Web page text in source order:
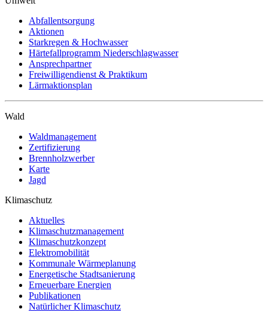
Abfallentsorgung
Aktionen
Starkregen & Hochwasser
Härtefallprogramm Niederschlagwasser
Ansprechpartner
Freiwilligendienst & Praktikum
Lärmaktionsplan
Wald
Waldmanagement
Zertifizierung
Brennholzwerber
Karte
Jagd
Klimaschutz
Aktuelles
Klimaschutzmanagement
Klimaschutzkonzept
Elektromobilität
Kommunale Wärmeplanung
Energetische Stadtsanierung
Erneuerbare Energien
Publikationen
Natürlicher Klimaschutz